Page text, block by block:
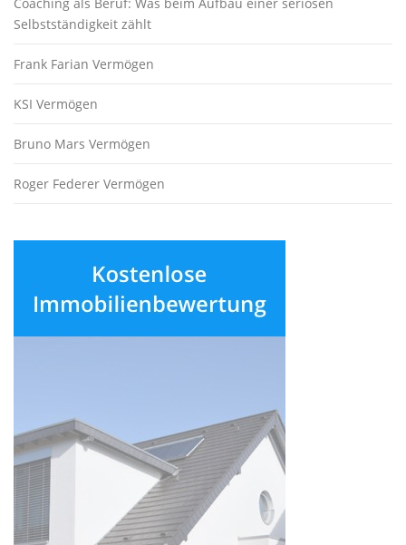
Selbstständigkeit zählt
Frank Farian Vermögen
KSI Vermögen
Bruno Mars Vermögen
Roger Federer Vermögen